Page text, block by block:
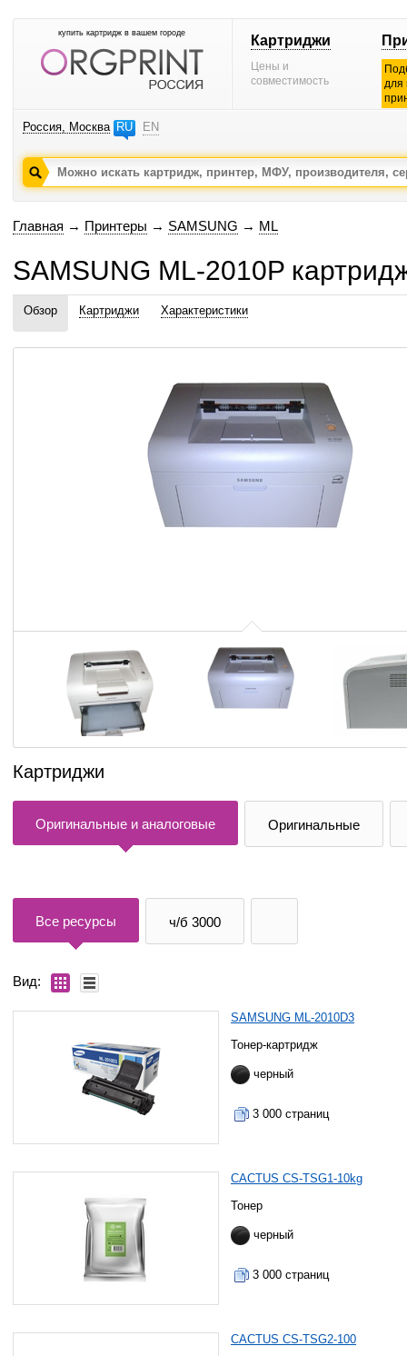
купить картридж в вашем городе Картриджи
Цены и
совместимость
для
Россия, Москва RU EN
Главная → Принтеры → SAMSUNG → ML
SAMSUNG ML-2010P
Обзор Картриджи Характеристики
Картриджи
Оригинальные и аналоговые Оригинальные
Все ресурсы ч/б 3000
Вид:
SAMSUNG ML-2010D3
Тонер-картридж
черный
3 000 страниц
CACTUS CS-TSG1-10kg
Тонер
черный
3 000 страниц
CACTUS CS-TSG2-100